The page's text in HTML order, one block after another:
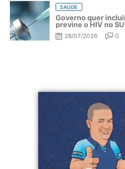
SAÚDE
Governo quer
previne o HIV no
28/07/2026 0